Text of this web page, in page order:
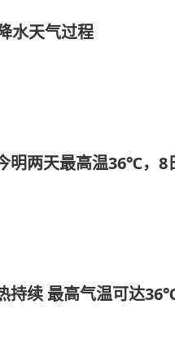
水天气过程
明两天最高温36℃，8
持续 最高气温可达